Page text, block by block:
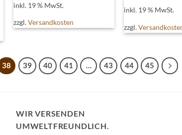
inkl. 19 % MwSt.
zzgl.Versandkosten
inkl. 19 % MwSt.
zzgl.
38 39 40 41 … 43 44 45
WIR VERSENDEN
UMWELTFREUNDLICH.